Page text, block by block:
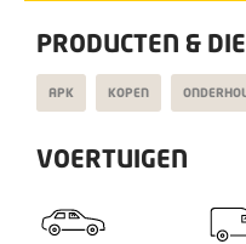
PRODUCTEN &
APK KOPEN
VOERTUIGEN